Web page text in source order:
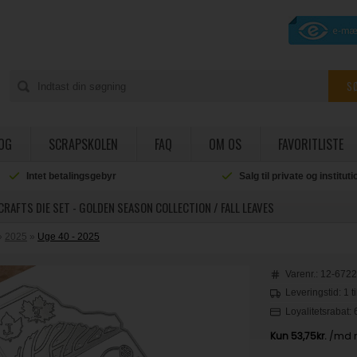
SCRAPSKOLEN FAQ OM OS FAVORITLISTE
Intet betalingsgebyr Salg til private og
DIE SET - GOLDEN SEASON COLLECTION / FALL LEAVES
2025 » Uge 40 - 2025
Varenr.: 12-
Leveringstid: 1
Loyalitetsrabat: